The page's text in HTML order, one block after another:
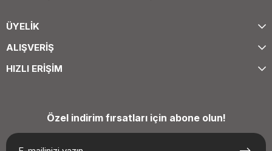
ÜYELİK
ALIŞVERİŞ
HIZLI ERİŞİM
Özel indirim fırsatları için abone olun!